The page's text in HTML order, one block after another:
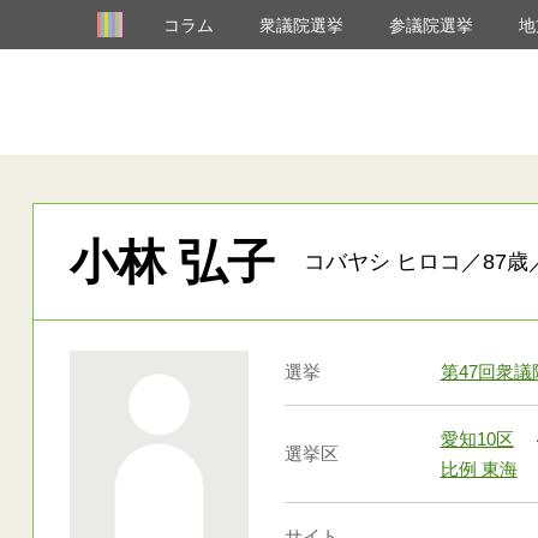
コラム 衆議院選挙 参議院選挙
小林 弘子 コバヤシ ヒロコ／87歳
選挙 第47回衆議
選挙区
愛知10区
比例 東海